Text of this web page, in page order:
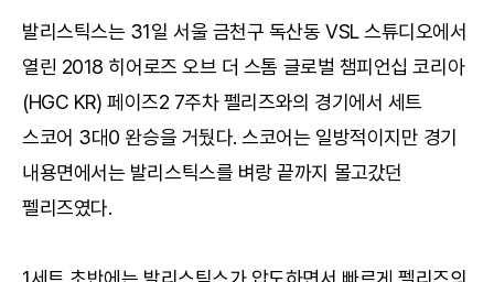
발리스틱스는 31일 서울 금천구 독산동 VSL 스튜디오에서
열린 2018 히어로즈 오브 더 스톰 글로벌 챔피언십 코리아
(HGC KR) 페이즈2 7주차 펠리즈와의 경기에서 세트
스코어 3대0 완승을 거뒀다. 스코어는 일방적이지만 경기
내용면에서는 발리스틱스를 벼랑 끝까지 몰고갔던
펠리즈였다.